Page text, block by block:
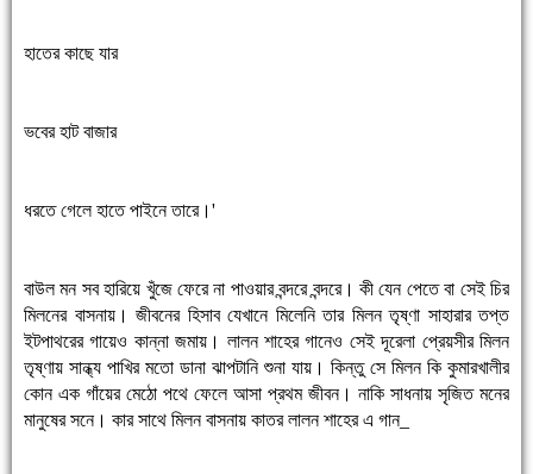
হাতের কাছে যার
ভবের হাট বাজার
ধরতে গেলে হাতে পাইনে তারে।'
বাউল মন সব হারিয়ে খুঁজে ফেরে না পাওয়ার বন্দরে বন্দরে। কী যেন পেতে বা সেই চির
মিলনের বাসনায়। জীবনের হিসাব যেখানে মিলেনি তার মিলন তৃষ্ণা সাহারার তপ্ত
ইটপাথরের গায়েও কান্না জমায়। লালন শাহের গানেও সেই দূরেলা প্রেয়সীর মিলন
তৃষ্ণায় সান্ধ্য পাখির মতো ডানা ঝাপটানি শুনা যায়। কিন্তু সে মিলন কি কুমারখালীর
কোন এক গাঁয়ের মেঠো পথে ফেলে আসা প্রথম জীবন। নাকি সাধনায় সৃজিত মনের
মানুষের সনে। কার সাথে মিলন বাসনায় কাতর লালন শাহের এ গান_